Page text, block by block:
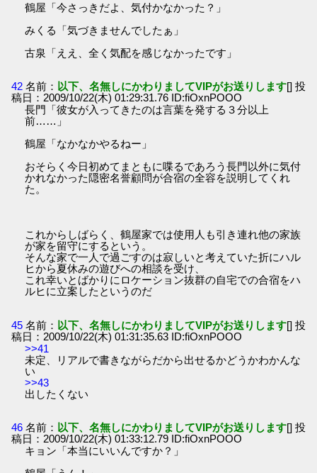
鶴屋「今さっきだよ、気付かなかった？」
みくる「気づきませんでしたぁ」
古泉「ええ、全く気配を感じなかったです」
42 名前： 以下、名無しにかわりましてVIPがお送りします[] 投
稿日：2009/10/22(木) 01:29:31.76 ID:fiOxnPOOO
長門「彼女が入ってきたのは言葉を発する３分以上
前……」
鶴屋「なかなかやるねー」
おそらく今日初めてまともに喋るであろう長門以外に気付
かれなかった隠密名誉顧問が合宿の全容を説明してくれ
た。
これからしばらく、鶴屋家では使用人も引き連れ他の家族
が家を留守にするという。
そんな家で一人で過ごすのは寂しいと考えていた折にハル
ヒから夏休みの遊びへの相談を受け、
これ幸いとばかりにロケーション抜群の自宅での合宿をハ
ルヒに立案したというのだ
45 名前： 以下、名無しにかわりましてVIPがお送りします[] 投
稿日：2009/10/22(木) 01:31:35.63 ID:fiOxnPOOO
>>41
未定、リアルで書きながらだから出せるかどうかわかんな
い
>>43
出したくない
46 名前： 以下、名無しにかわりましてVIPがお送りします[] 投
稿日：2009/10/22(木) 01:33:12.79 ID:fiOxnPOOO
キョン「本当にいいんですか？」